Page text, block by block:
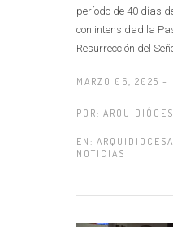
período de 40 días
con intensidad la
Resurrección del
MARZO 06, 2025 -
POR:
EN:
NOTICIAS